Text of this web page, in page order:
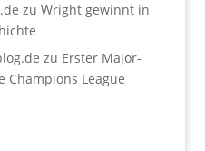
zu Wright gewinnt in
zu Erster Major-
Champions League